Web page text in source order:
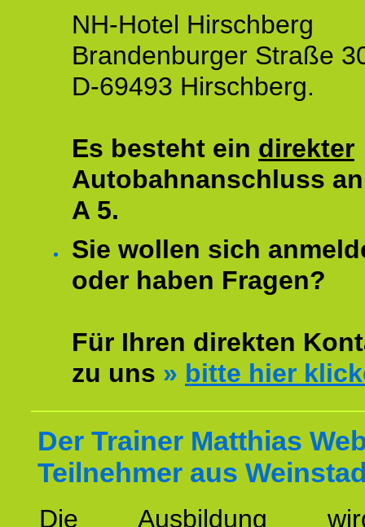
NH-Hotel Hirschberg
Brandenburger Straße
D-69493 Hirschberg.
Es besteht ein direkter
Autobahnanschluss
A 5.
Sie wollen sich
oder haben Fragen?
Für Ihren direkten
zu uns » bitte hier
Der Trainer Matthias
Teilnehmer aus
Die Ausbildung